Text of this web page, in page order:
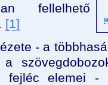
fellelhető
[1]
- a
a
elemei -